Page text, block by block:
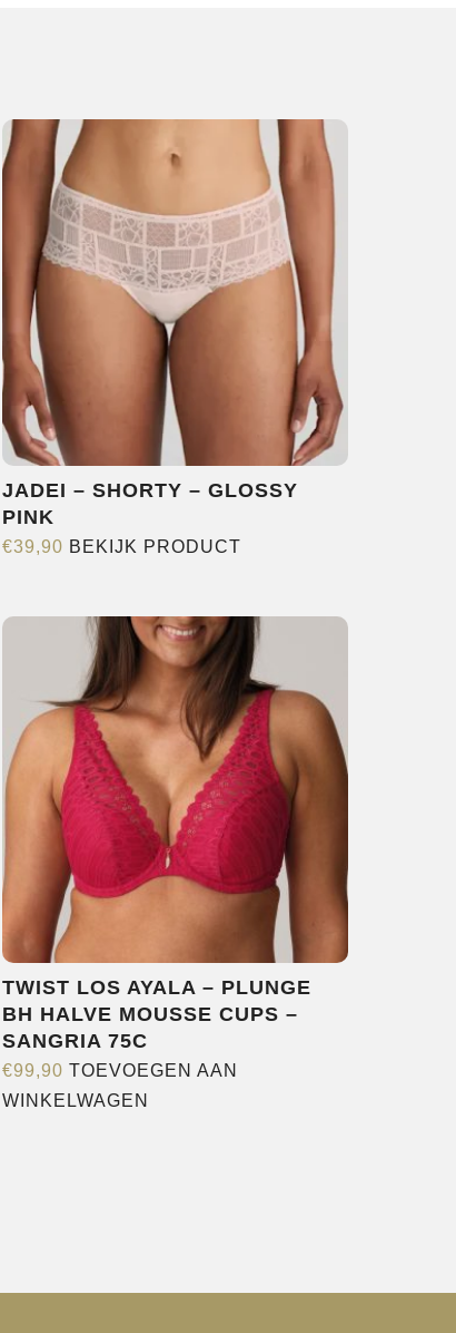
JADEI – SHORTY – GLOSSY
PINK
€39,90 BEKIJK PRODUCT
meerdere
variaties.
Deze
optie
kan
gekozen
worden
de
productpagina
TWIST LOS AYALA – PLUNGE
BH HALVE MOUSSE CUPS –
SANGRIA 75C
€99,90 TOEVOEGEN AAN
WINKELWAGEN